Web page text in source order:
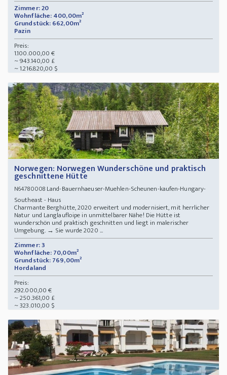
Zimmer: 20
Wohnfläche: 400,00m²
Grundstück: 662,00m²
Pazin
Preis:
1.100.000,00 €
~ 943.140,00 £
~ 1.216.820,00 $
Norwegen: Norwegen Wunderschöne und praktisch
geschnittene Hütte
N64780008Land-Bauernhaeuser-Muehlen-Scheunen-kaufen-Hungary-
Southeast - Haus
Charmante Berghütte, 2020 erweitert und modernisiert, mit herrlicher
Natur und Langlaufloipe in unmittelbarer Nähe! Die Hütte ist
wunderschön und praktisch geschnitten und liegt in malerischer
Umgebung. → Sie wurde 2020 ...
Zimmer: 3
Wohnfläche: 70,00m²
Grundstück: 769,00m²
Hordaland
Preis:
292.000,00 €
~ 250.361,00 £
~ 323.010,00 $